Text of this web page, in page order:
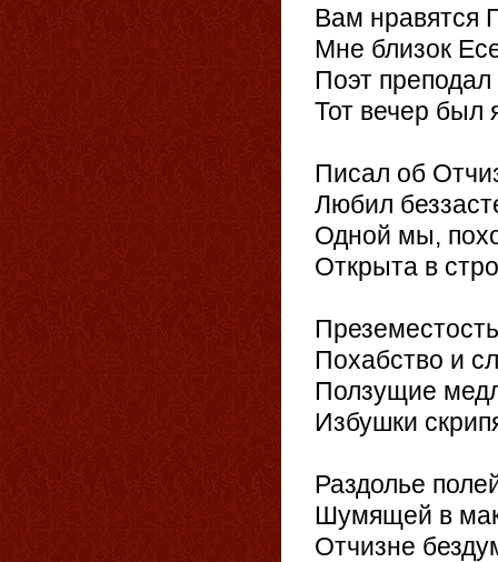
Вам нравятся
Мне близок
Поэт
Тот вечер был
Писал об
Любил
Одной мы,
Открыта в
Похабство и
Ползущие
Избушки
Раздолье
Шумящей в
Отчизне